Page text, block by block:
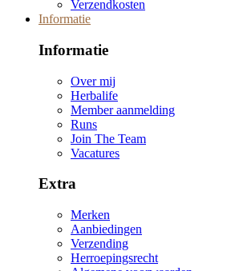
Verzendkosten
Informatie
Informatie
Over mij
Herbalife
Member aanmelding
Runs
Join The Team
Vacatures
Extra
Merken
Aanbiedingen
Verzending
Herroepingsrecht